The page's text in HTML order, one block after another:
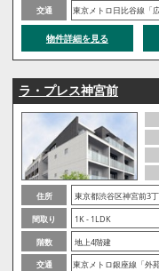
交通
東京メトロ日比谷線「
物件詳細を見る
ラ・プレス神宮前
住所
東京都渋谷区神宮前3
間取り
1K - 1LDK
階数
地上4階建
交通
東京メトロ銀座線「外